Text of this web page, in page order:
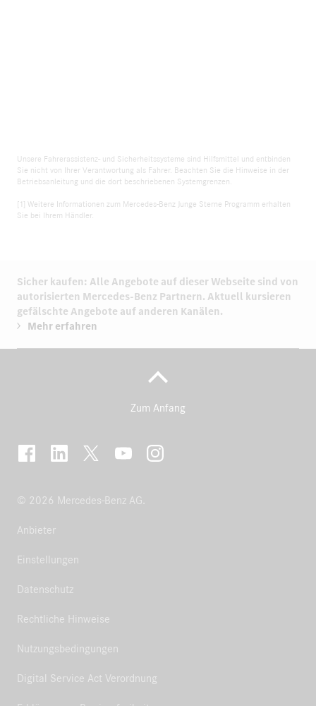
Unsere Fahrerassistenz- und Sicherheitssysteme sind Hilfsmittel und entbinden
Sie nicht von Ihrer Verantwortung als Fahrer. Beachten Sie die Hinweise in der
Betriebsanleitung und die dort beschriebenen Systemgrenzen.
[1] Weitere Informationen zum Mercedes-Benz Junge Sterne Programm erhalten
Sie bei Ihrem Händler.
Sicher kaufen: Alle Angebote auf dieser Webseite sind von
autorisierten Mercedes-Benz Partnern. Aktuell kursieren
gefälschte Angebote auf anderen Kanälen.
Mehr erfahren
Zum Anfang
© 2026 Mercedes-Benz AG.
Anbieter
Einstellungen
Datenschutz
Rechtliche Hinweise
Nutzungsbedingungen
Digital Service Act Verordnung